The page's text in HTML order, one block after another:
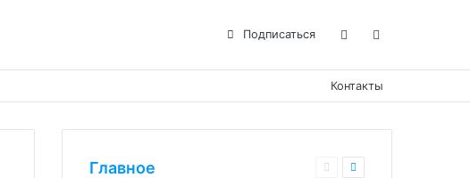
Подписаться
Контакты
Главное